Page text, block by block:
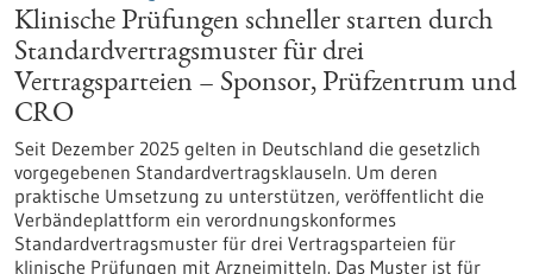
Klinische Prüfungen schneller starten durch
Standardvertragsmuster für drei
Vertragsparteien – Sponsor, Prüfzentrum und
CRO
Seit Dezember 2025 gelten in Deutschland die gesetzlich
vorgegebenen Standardvertragsklauseln. Um deren
praktische Umsetzung zu unterstützen, veröffentlicht die
Verbändeplattform ein verordnungskonformes
Standardvertragsmuster für drei Vertragsparteien für
klinische Prüfungen mit Arzneimitteln. Das Muster ist für